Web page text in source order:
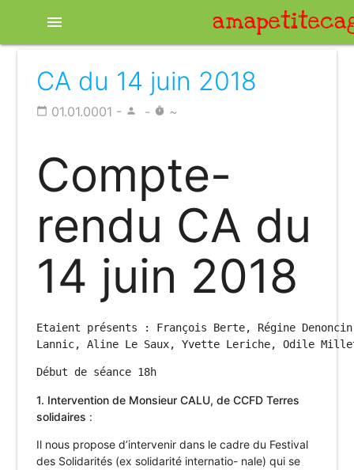
menu
CA du 14 juin 2018
calendar_today 01.01.0001 - person - timer ~
Compte-
rendu CA du
14 juin 2018
Etaient présents : François Berte, Régine
1. Intervention de Monsieur CALU, de CCFD Terres
solidaires :
Il nous propose d’intervenir dans le cadre du Festival
des Solidarités (ex solidarité internatio- nale) qui se